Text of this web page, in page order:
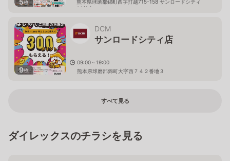
5枚
熊本県球磨郡錦町西字打越715-158 サンロードシティ
SC館内
9枚
DCM
サンロードシティ店
09:00～19:00
熊本県球磨郡錦町大字西７４２番地３
すべて見る
ダイレックスのチラシを見る